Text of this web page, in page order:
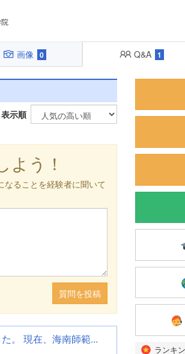
画像 0 Q&A 1
表示順
よう！
ることを経験者に聞いて
質問を投稿
。 現在、海南師範...
ランキ